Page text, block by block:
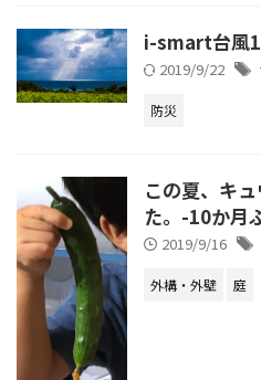
i-smart台風
2019/9/22
防災
この夏、キ
た。-10か月
2019/9/16
外構・外壁 庭